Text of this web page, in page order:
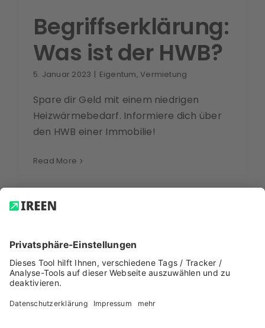
Begriffserklärung:
Was ist der HWB?
5. Januar 2023 | Eigentum,Vermietung
Spare dir Geld mit einem niedrigen
Heizwärmebedarf. Informiere dich über
den HWB einer Immobilie!
Read More